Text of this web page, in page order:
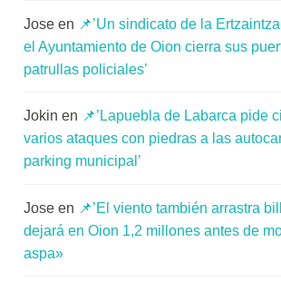
Jose en 📌’Un sindicato de la
el Ayuntamiento de Oion cierra sus
patrullas policiales’
Jokin en 📌’Lapuebla de Labarca pide
varios ataques con piedras a las
parking municipal’
Jose en 📌’El viento también arrastra
dejará en Oion 1,2 millones antes de
aspa»